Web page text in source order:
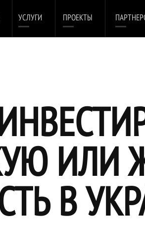
УСЛУГИ ПРОЕКТЫ
ИЛИ
В